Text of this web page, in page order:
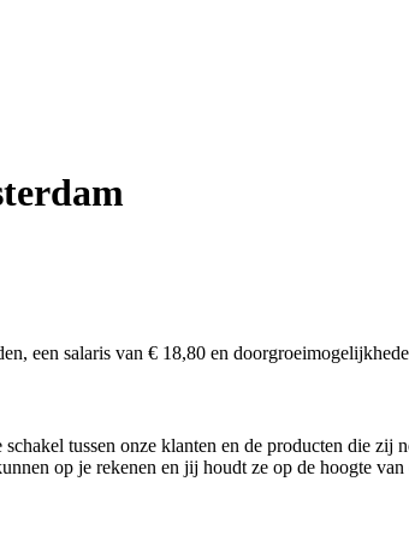
een salaris van € 18,80 en
tussen onze klanten en de producten die zij
op je rekenen en jij houdt ze op de hoogte